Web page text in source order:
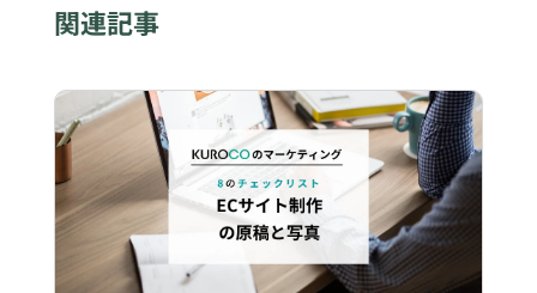
関連記事